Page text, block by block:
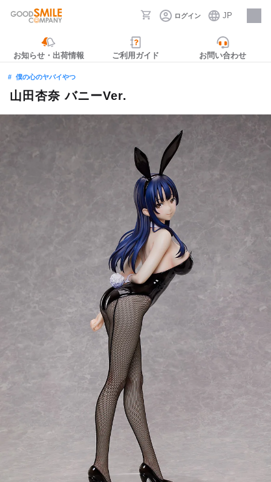
ログイン JP
採用情報
お知らせ・出荷情報 ご利用ガイド お問い合わせ
僕の心のヤバイやつ
山田杏奈 バニーVer.